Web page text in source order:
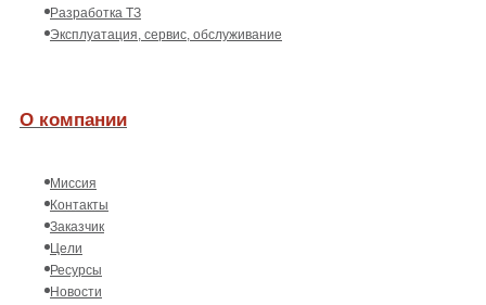
Разработка ТЗ
Эксплуатация, сервис, обслуживание
О компании
Миссия
Контакты
Заказчик
Цели
Ресурсы
Новости